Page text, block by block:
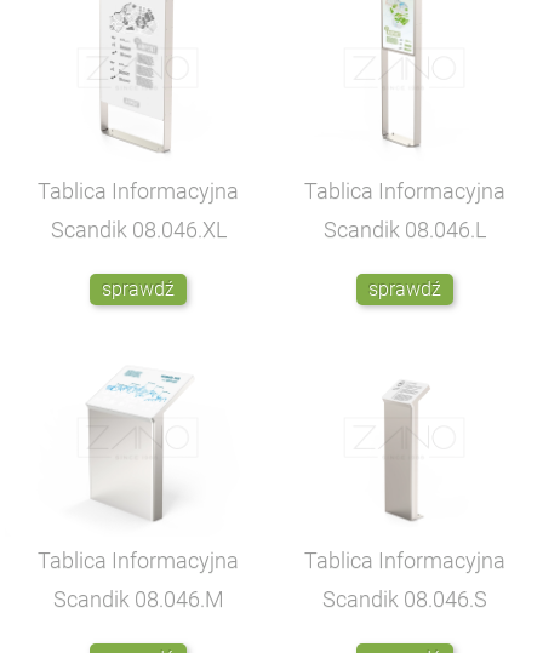
Tablica Informacyjna
Scandik 08.046.XL
sprawdź
Tablica Informacyjna
Scandik 08.046.L
sprawdź
Tablica Informacyjna
Scandik 08.046.M
Tablica Informacyjna
Scandik 08.046.S